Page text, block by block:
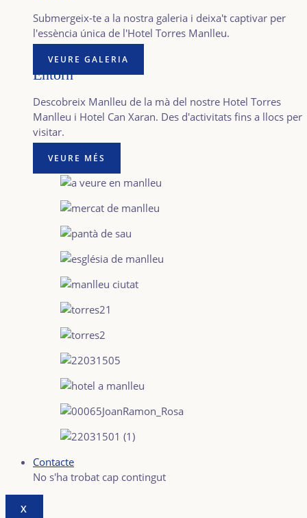
Submergeix-te a la nostra galeria i deixa't captivar per
l'essència única de l'Hotel Torres Manlleu.
VEURE GALERIA
Entorn
Descobreix Manlleu de la mà del nostre Hotel Torres
Manlleu i Hotel Can Xaran. Des d'activitats fins a llocs per
visitar.
VEURE MÉS
Contacte
No s'ha trobat cap contingut
X